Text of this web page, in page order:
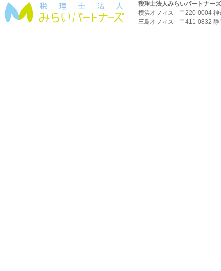
税理士法人みらいパートナーズ
横浜オフィス 〒220-0004
三島オフィス 〒411-0832